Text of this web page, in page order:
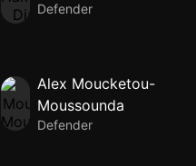
Defender
Alex Moucketou-
Moussounda
Defender